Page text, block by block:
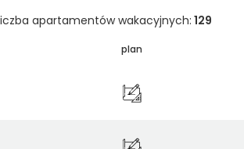
apartamentów wakacyjnych:129
plan